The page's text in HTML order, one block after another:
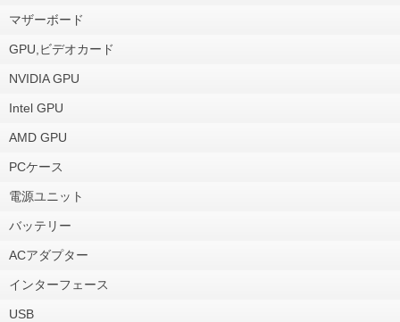
マザーボード
GPU,ビデオカード
NVIDIA GPU
Intel GPU
AMD GPU
PCケース
電源ユニット
バッテリー
ACアダプター
インターフェース
USB